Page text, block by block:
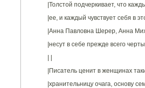
|Толстой подчеркивает, что
|ее, и каждый чувствует себя в
|Анна Павловна Шерер, Анна
|несут в себе прежде всего
|Писатель ценит в женщинах
|хранительницу очага, основу